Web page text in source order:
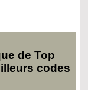
de Top
codes